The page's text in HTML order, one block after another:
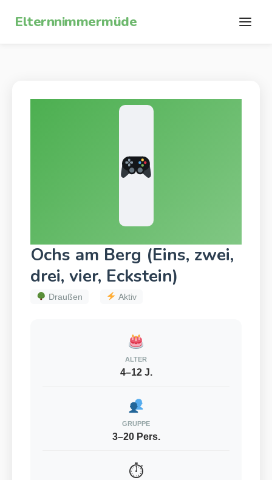
Elternnimmermüde
Ochs am Berg (Eins, zwei,
drei, vier, Eckstein)
Draußen Aktiv
ALTER
4–12 J.
GRUPPE
3–20 Pers.
⏱